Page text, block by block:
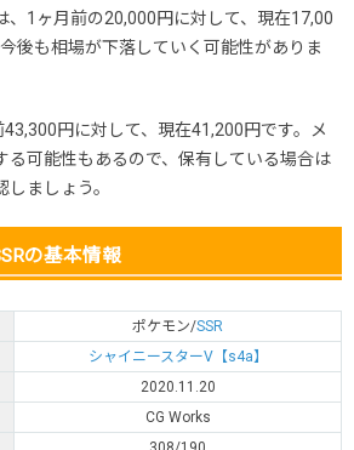
、1ヶ月前の20,000円に対して、現在17,00
後も相場が下落していく可能性がありま
円に対して、現在41,200円です。メ
る可能性もあるので、保有している場合は
ましょう。
の基本情報
ポケモン/SSR
シャイニースターV【s4a】
2020.11.20
CG Works